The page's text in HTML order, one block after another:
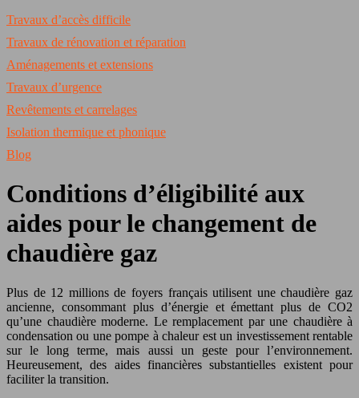
Travaux d’accès difficile
Travaux de rénovation et réparation
Aménagements et extensions
Travaux d’urgence
Revêtements et carrelages
Isolation thermique et phonique
Blog
Conditions d’éligibilité aux
aides pour le changement de
chaudière gaz
Plus de 12 millions de foyers français utilisent une chaudière gaz
ancienne, consommant plus d’énergie et émettant plus de CO2
qu’une chaudière moderne. Le remplacement par une chaudière à
condensation ou une pompe à chaleur est un investissement rentable
sur le long terme, mais aussi un geste pour l’environnement.
Heureusement, des aides financières substantielles existent pour
faciliter la transition.